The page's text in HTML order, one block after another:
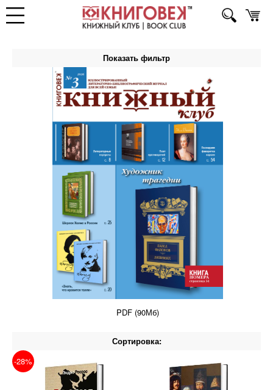
Показать фильтр
PDF (90Мб)
Сортировка:
-28%